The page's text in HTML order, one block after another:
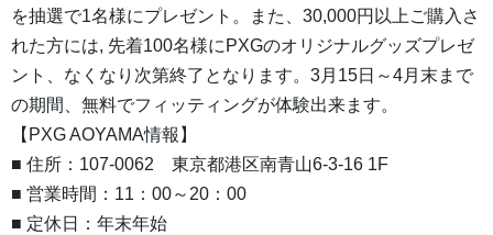
を抽選で1名様にプレゼント。また、30,000円以上ご購入さ
れた方には, 先着100名様にPXGのオリジナルグッズプレゼ
ント、なくなり次第終了となります。3月15日～4月末まで
の期間、無料でフィッティングが体験出来ます。
【PXG AOYAMA情報】
■ 住所：107-0062 東京都港区南青山6-3-16 1F
■ 営業時間：11：00～20：00
■ 定休日：年末年始